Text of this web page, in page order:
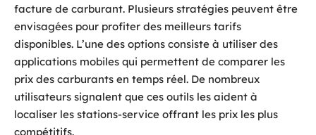
facture de carburant. Plusieurs stratégies peuvent être
envisagées pour profiter des meilleurs tarifs
disponibles. L’une des options consiste à utiliser des
applications mobiles qui permettent de comparer les
prix des carburants en temps réel. De nombreux
utilisateurs signalent que ces outils les aident à
localiser les stations-service offrant les prix les plus
compétitifs.